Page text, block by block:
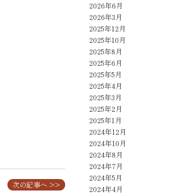
次の記事へ >>
2026年6月
2026年3月
2025年12月
2025年10月
2025年8月
2025年6月
2025年5月
2025年4月
2025年3月
2025年2月
2025年1月
2024年12月
2024年10月
2024年8月
2024年7月
2024年5月
2024年4月